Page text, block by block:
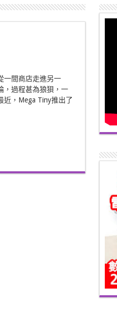
一間商店走進另一
，過程甚為狼狽，一
近，Mega Tiny推出了